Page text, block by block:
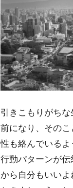
引きこもりがち
前になり、その
性も絡んでいるよ
行動パターンが
から自分もいい